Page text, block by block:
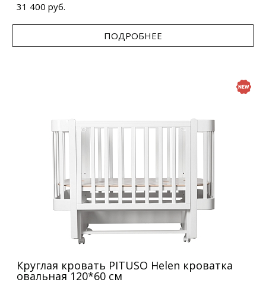
31 400 руб.
ПОДРОБНЕЕ
Круглая кровать PITUSO Helen кроватка
овальная 120*60 см